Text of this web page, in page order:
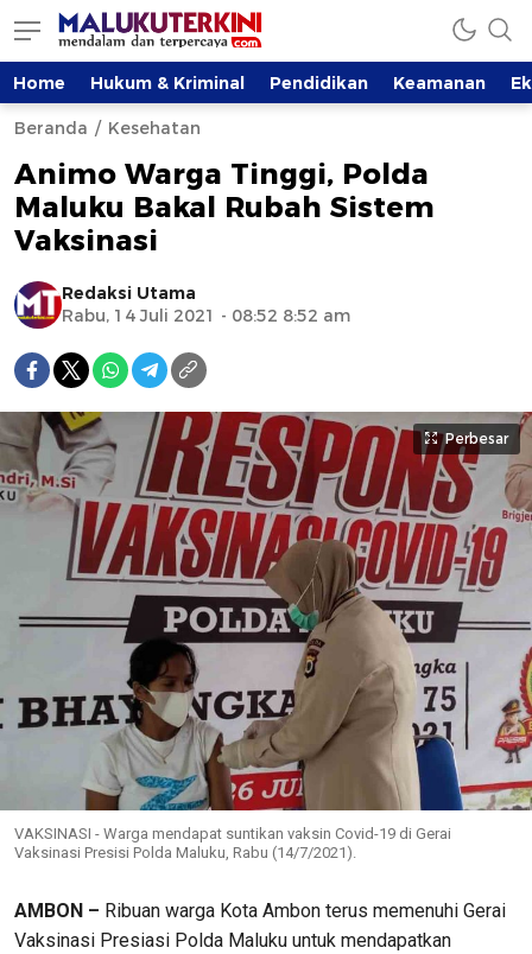
Home Hukum & Kriminal Pendidikan Keamanan
Beranda Kesehatan
Animo Warga Tinggi, Polda
Maluku Bakal Rubah Sistem
Vaksinasi
Redaksi Utama
Rabu, 14 Juli 2021 - 08:52 8:52 am
Perbesar
VAKSINASI - Warga mendapat suntikan vaksin Covid-19 di Gerai
Vaksinasi Presisi Polda Maluku, Rabu (14/7/2021).
AMBON – Ribuan warga Kota Ambon terus memenuhi Gerai
Vaksinasi Presiasi Polda Maluku untuk mendapatkan